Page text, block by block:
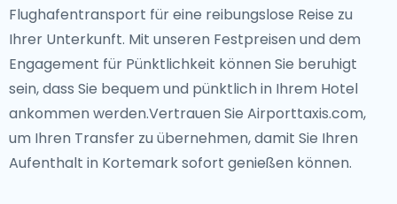
Flughafentransport für eine reibungslose Reise zu
Ihrer Unterkunft. Mit unseren Festpreisen und dem
Engagement für Pünktlichkeit können Sie beruhigt
sein, dass Sie bequem und pünktlich in Ihrem Hotel
ankommen werden.Vertrauen Sie Airporttaxis.com,
um Ihren Transfer zu übernehmen, damit Sie Ihren
Aufenthalt in Kortemark sofort genießen können.